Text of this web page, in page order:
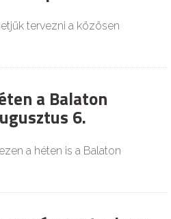
tervezni a közösen
a Balaton
6.
a héten is a Balaton